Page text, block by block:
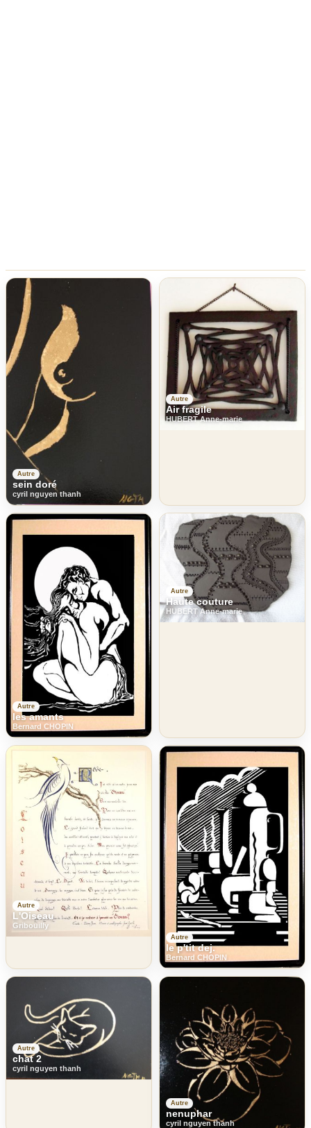
Autre
sein doré
cyril nguyen thanh
Autre
Air fragile
HUBERT Anne-marie
Autre
les amants
Bernard CHOPIN
Autre
Haute couture
HUBERT Anne-marie
Autre
L'Oiseau
Gribouilly
Autre
le p'tit dej.
Bernard CHOPIN
Autre
chat 2
cyril nguyen thanh
Autre
nenuphar
cyril nguyen thanh